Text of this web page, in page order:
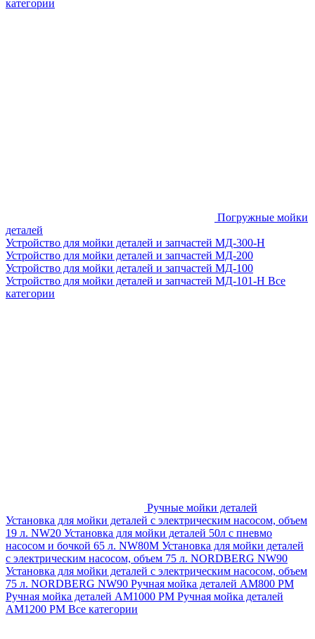
категории
Погружные мойки
деталей
Устройство для мойки деталей и запчастей МД-300-H
Устройство для мойки деталей и запчастей МД-200
Устройство для мойки деталей и запчастей МД-100
Устройство для мойки деталей и запчастей МД-101-Н Все
категории
Ручные мойки деталей
Установка для мойки деталей с электрическим насосом, объем
19 л. NW20 Установка для мойки деталей 50л с пневмо
насосом и бочкой 65 л. NW80M Установка для мойки деталей
с электрическим насосом, объем 75 л. NORDBERG NW90
Установка для мойки деталей с электрическим насосом, объем
75 л. NORDBERG NW90 Ручная мойка деталей АМ800 РМ
Ручная мойка деталей АМ1000 РМ Ручная мойка деталей
АМ1200 РМ Все категории